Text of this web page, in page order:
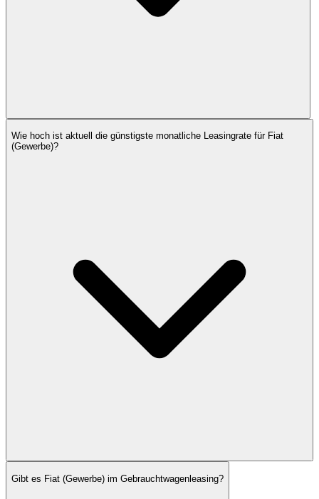
Wie hoch ist aktuell die günstigste monatliche Leasingrate für Fiat
(Gewerbe)?
Gibt es Fiat (Gewerbe) im Gebrauchtwagenleasing?